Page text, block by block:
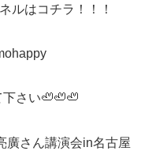
ルはコチラ！！！
さい🦥🦥🦥
廣さん講演会in名古屋